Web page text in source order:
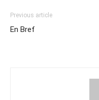
Previous article
En Bref